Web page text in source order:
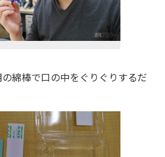
綿棒で口の中をぐりぐりするだ